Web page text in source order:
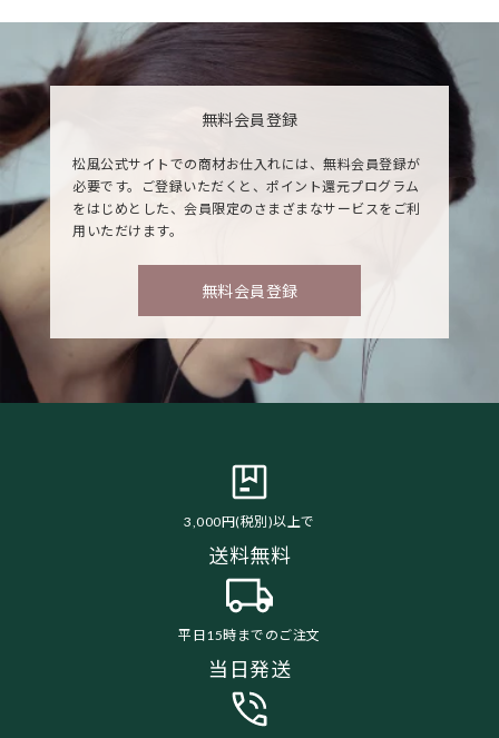
無料会員登録
松風公式サイトでの商材お仕入れには、無料会員登録が
必要です。ご登録いただくと、ポイント還元プログラム
をはじめとした、会員限定のさまざまなサービスをご利
用いただけます。
無料会員登録
3,000円(税別)以上で
送料無料
平日15時までのご注文
当日発送